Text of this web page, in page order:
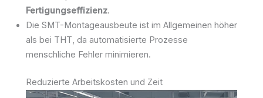
Fertigungseffizienz.
Die SMT-Montageausbeute ist im Allgemeinen höher
als bei THT, da automatisierte Prozesse
menschliche Fehler minimieren.
Reduzierte Arbeitskosten und Zeit